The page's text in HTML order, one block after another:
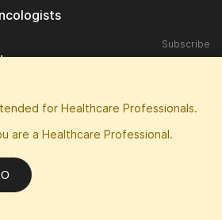
for Healthcare Professionals.
are a Healthcare Professional.
Subscribe
materials published on the site, belongs to
of Oncologists".
in the media without the consent of the
thanks for sponsorship and